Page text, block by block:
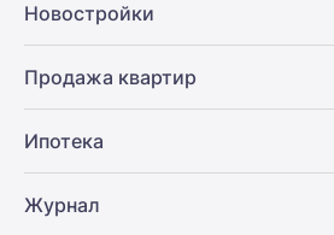
Новостройки
Продажа квартир
Ипотека
Журнал